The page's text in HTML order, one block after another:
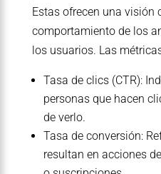
Estas ofrecen una visión
comportamiento de los
los usuarios. Las
Tasa de clics (CTR):
personas que hacen
de verlo.
Tasa de conversión:
resultan en acciones